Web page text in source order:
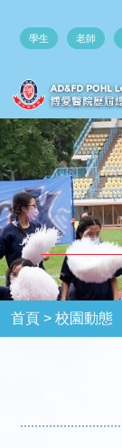
學生 老師
首頁 >校園動態